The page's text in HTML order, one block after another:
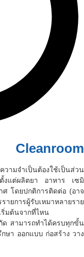
Cleanroom
ามจำเป็นต้องใช้เป็นส่วน
งแต่ผลิตยา อาหาร เซมิ
ศ โดยปกติการติดต่อ (อาจ
ยการผู้รับเหมาหลายราย
มต้นจากที่ไหน
สามารถทำได้ครบทุกขั้น
ษา ออกแบบ ก่อสร้าง วาง